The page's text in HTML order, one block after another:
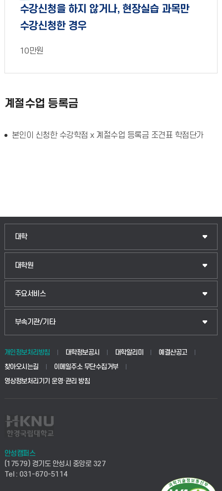
수강신청을 하지 않거나, 현장실습 과목만
수강신청한 경우
10만원
계절수업 등록금
본인이 신청한 수강학점 x 계절수업 등록금 조견표 학점단가
대학
대학원
주요서비스
부속기관/기타
개인정보처리방침 대학정보공시 대학알리미
예결산공고
찾아오시는길
이메일주소 무단수집거부
영상정보처리기기 운영·관리 방침
안성캠퍼스
(17579) 경기도 안성시 중앙로 327
Tel : 031-670-5114